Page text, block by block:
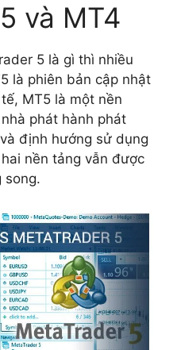
và MT4
5 là gì thì nhiều
là phiên bản cập nhật
MT5 là một nền
phát hành phát
định hướng sử dụng
nền tảng vẫn được
song.